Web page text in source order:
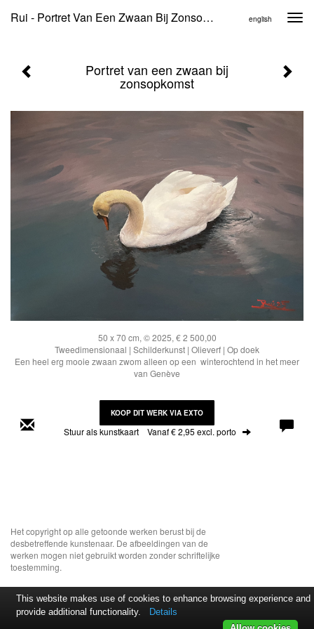
Rui - Portret Van Een Zwaan Bij Zonsopkomst english
Portret van een zwaan bij
zonsopkomst
50 x 70 cm, © 2025, € 2 500,00
Tweedimensionaal | Schilderkunst | Olieverf | Op doek
Een heel erg mooie zwaan zwom alleen op een winterochtend in het meer
van Genève
KOOP DIT WERK VIA EXTO
Stuur als kunstkaart Vanaf € 2,95 excl. porto
Het copyright op alle getoonde werken berust bij de
desbetreffende kunstenaar. De afbeeldingen van de
werken mogen niet gebruikt worden zonder schriftelijke
toestemming.
This website makes use of cookies to enhance browsing experience and
provide additional functionality.
Details